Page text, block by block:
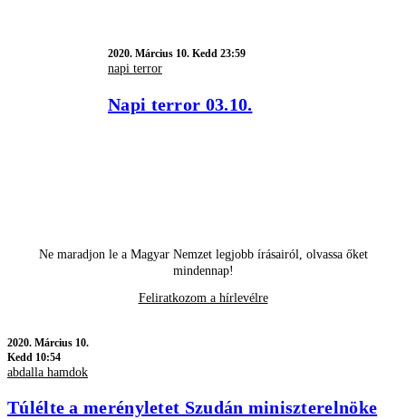
2020. Március 10. Kedd 23:59
napi terror
Napi terror 03.10.
Ne maradjon le a Magyar Nemzet legjobb írásairól, olvassa őket
mindennap!
Feliratkozom a hírlevélre
2020. Március 10.
Kedd 10:54
abdalla hamdok
Túlélte a merényletet Szudán miniszterelnöke